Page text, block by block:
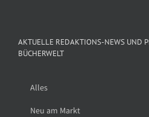
AKTUELLE REDAKTIONS-NEWS UND
BÜCHERWELT
Alles
Neu am Markt